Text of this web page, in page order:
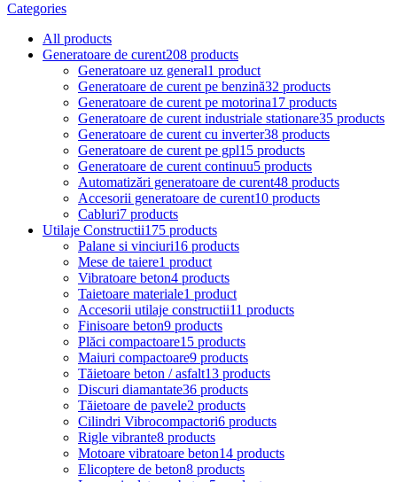
Categories
All products
Generatoare de curent208 products
Generatoare uz general1 product
Generatoare de curent pe benzină32 products
Generatoare de curent pe motorina17 products
Generatoare de curent industriale stationare35 products
Generatoare de curent cu inverter38 products
Generatoare de curent pe gpl15 products
Generatoare de curent continuu5 products
Automatizări generatoare de curent48 products
Accesorii generatoare de curent10 products
Cabluri7 products
Utilaje Constructii175 products
Palane si vinciuri16 products
Mese de taiere1 product
Vibratoare beton4 products
Taietoare materiale1 product
Accesorii utilaje constructii11 products
Finisoare beton9 products
Plăci compactoare15 products
Maiuri compactoare9 products
Tăietoare beton / asfalt13 products
Discuri diamantate36 products
Tăietoare de pavele2 products
Cilindri Vibrocompactori6 products
Rigle vibrante8 products
Motoare vibratoare beton14 products
Elicoptere de beton8 products